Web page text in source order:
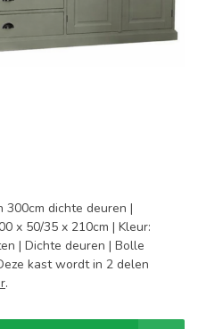
dichte deuren |
x 50/35 x 210cm | Kleur:
| Dichte deuren | Bolle
kast wordt in 2 delen
.